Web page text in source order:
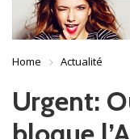
Home Actualité
Urgent: